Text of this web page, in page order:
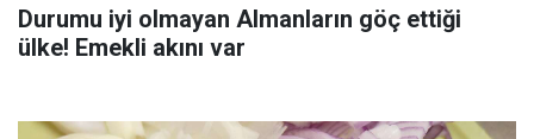
Durumu iyi olmayan Almanların göç ettiği
ülke! Emekli akını var